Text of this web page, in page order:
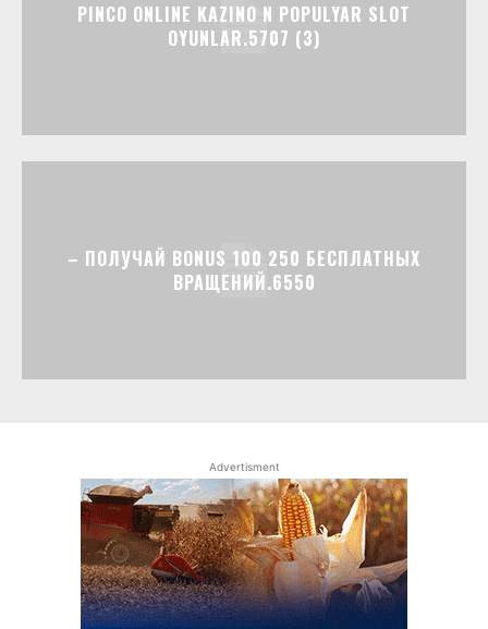
PINCO ONLINE KAZINO N POPULYAR SLOT
OYUNLAR.5707 (3)
– ПОЛУЧАЙ BONUS 100 250 БЕСПЛАТНЫХ
ВРАЩЕНИЙ.6550
Advertisment